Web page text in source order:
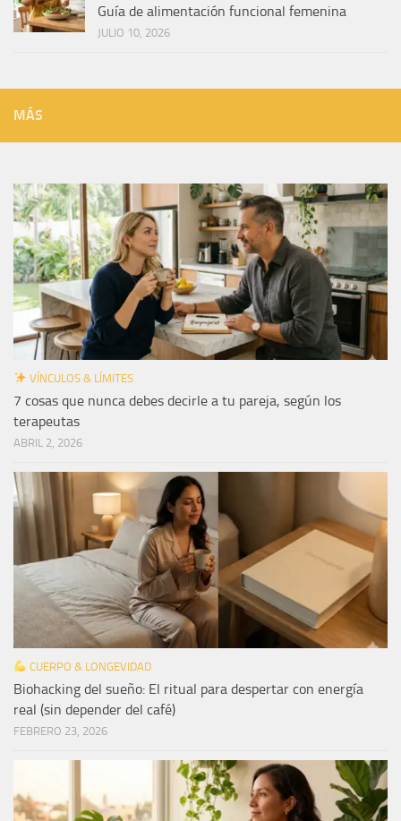
Guía de alimentación funcional femenina
JULIO 10, 2026
MÁS
VÍNCULOS & LÍMITES
7 cosas que nunca debes decirle a tu pareja, según los
terapeutas
ABRIL 2, 2026
CUERPO & LONGEVIDAD
Biohacking del sueño: El ritual para despertar con energía
real (sin depender del café)
FEBRERO 23, 2026